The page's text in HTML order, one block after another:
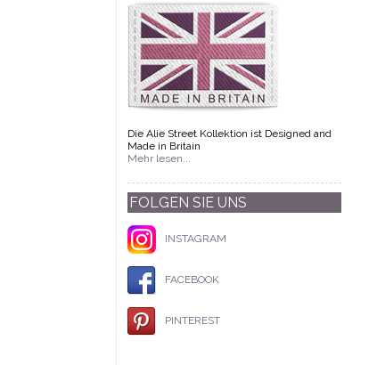
Die Alie Street Kollektion ist Designed and
Made in Britain
Mehr lesen...
FOLGEN SIE UNS
INSTAGRAM
FACEBOOK
PINTEREST